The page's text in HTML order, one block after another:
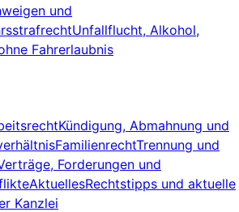
und
Unfallflucht, Alkohol,
Fahrerlaubnis
Kündigung, Abmahnung und
FamilienrechtTrennung und
Forderungen und
AktuellesRechtstipps und aktuelle
Kanzlei